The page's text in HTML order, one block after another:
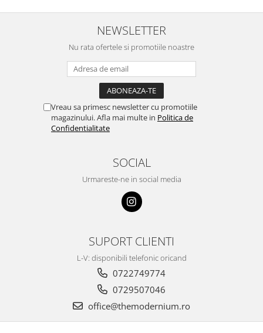
NEWSLETTER
Nu rata ofertele si promotiile noastre
Vreau sa primesc newsletter cu promotiile
magazinului. Afla mai multe in Politica de
Confidentialitate
SOCIAL
Urmareste-ne in social media
SUPORT CLIENTI
L-V: disponibili telefonic oricand
0722749774
0729507046
office@themodernium.ro